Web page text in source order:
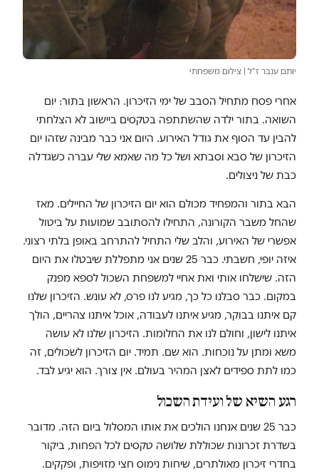
יותם ענבר ז"ל | צילום משפחתי
אחרי פסח מתחיל הסבב של ימי הזיכרון. הראשון בתור: יום
השואה. בתור ילדה שהשתתפה בטקסים ביישוב לא הצלחתי
להבין עד הסוף את גודל האירוע. היום אני כבר מבינה שזהו יום
הזיכרון של סבא וסבתא ושל כל מה שאמא שלי עברה כשגדלה
כבת של ניצולים.
הבא בתור והמפחיד מכולם הוא יום הזיכרון של החיילים. מאז
שהחל משבר הקורונה, התחילו להסתובב שמועות על ביטול
אפשרי של האירוע, והלב שלי התחיל להתרחב באופן בלתי רצוני.
איזה יופי, חשבתי. כבר 25 שנים אני מתפללת שיבטלו את היום
הזה. שישלחו אותי ואת אחיי למשפחת השכול לספא מפנק
במקום. כבר סבלנו כל כך, מגיע לנו פרס, לא עונש. הזיכרון שלנו
קם איתנו בבוקר, מגיע איתנו לעבודה, אוכל איתנו צהריים, הולך
איתנו לישון, וחולם לנו את החלומות. הזיכרון שלנו לא עושה
משא ומתן על נוכחות. הוא שם. תמיד. יום הזיכרון לשכולים, זה
כמו לתת ספידים לאצן המהיר בעולם. אין צורך. הוא יגיע לבד.
רגע השיא של ועידת השכול
כבר 25 שנים אנחנו הולכים את אותו המסלול ביום הזה. מדובר
בשדרת זכרונות שכוללת שלושה טקסים לכל הפחות, ביקור
בחדרי זיכרון מאולתרים, שיחות נימוס חצי מזויפות, ופקקים.